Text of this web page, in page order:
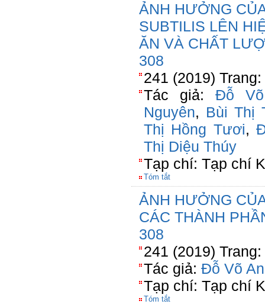
ẢNH HƯỞNG
SUBTILIS LÊN
ĂN VÀ CHẤT
308
241 (2019)
Tác giả: Đỗ
Nguyên, Bùi Thị
Thị Hồng Tươi,
Thị Diệu Thúy
Tạp chí: Tạp chí
Tóm tắt
ẢNH HƯỞNG
CÁC THÀNH
308
241 (2019)
Tác giả: Đỗ Võ
Tạp chí: Tạp chí
Tóm tắt